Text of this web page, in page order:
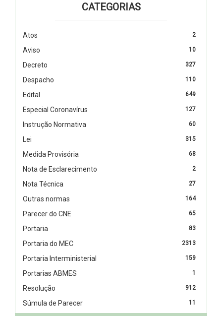
CATEGORIAS
2
Atos
10
Aviso
327
Decreto
110
Despacho
649
Edital
127
Especial Coronavírus
60
Instrução Normativa
315
Lei
68
Medida Provisória
2
Nota de Esclarecimento
27
Nota Técnica
164
Outras normas
65
Parecer do CNE
83
Portaria
2313
Portaria do MEC
159
Portaria Interministerial
1
Portarias ABMES
912
Resolução
11
Súmula de Parecer